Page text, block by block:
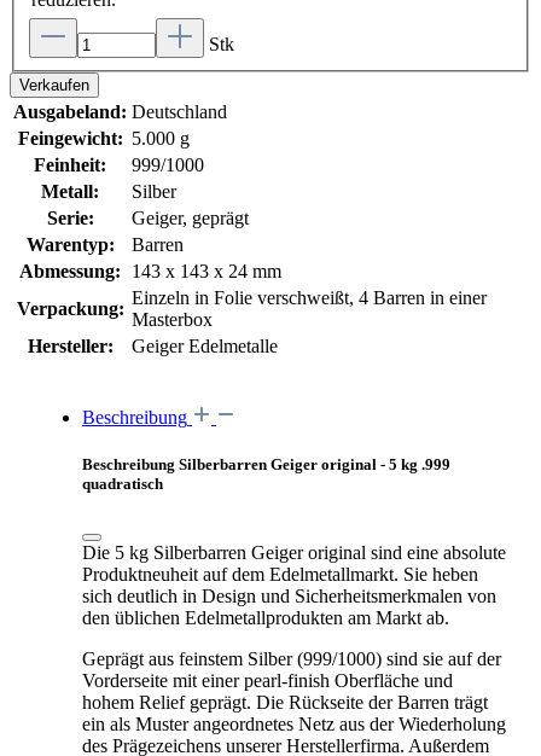
Stk
Verkaufen
Ausgabeland: Deutschland
Feingewicht: 5.000 g
Feinheit:
999/1000
Metall:
Silber
Serie:
Geiger, geprägt
Warentyp:
Barren
Abmessung:
143 x 143 x 24 mm
Verpackung:
Einzeln in Folie verschweißt, 4 Barren in einer
Masterbox
Hersteller:
Geiger Edelmetalle
Beschreibung
Beschreibung Silberbarren Geiger original - 5 kg .999
quadratisch
Die 5 kg Silberbarren Geiger original sind eine absolute
Produktneuheit auf dem Edelmetallmarkt. Sie heben
sich deutlich in Design und Sicherheitsmerkmalen von
den üblichen Edelmetallprodukten am Markt ab.
Geprägt aus feinstem Silber (999/1000) sind sie auf der
Vorderseite mit einer pearl-finish Oberfläche und
hohem Relief geprägt. Die Rückseite der Barren trägt
ein als Muster angeordnetes Netz aus der Wiederholung
des Prägezeichens unserer Herstellerfirma. Außerdem